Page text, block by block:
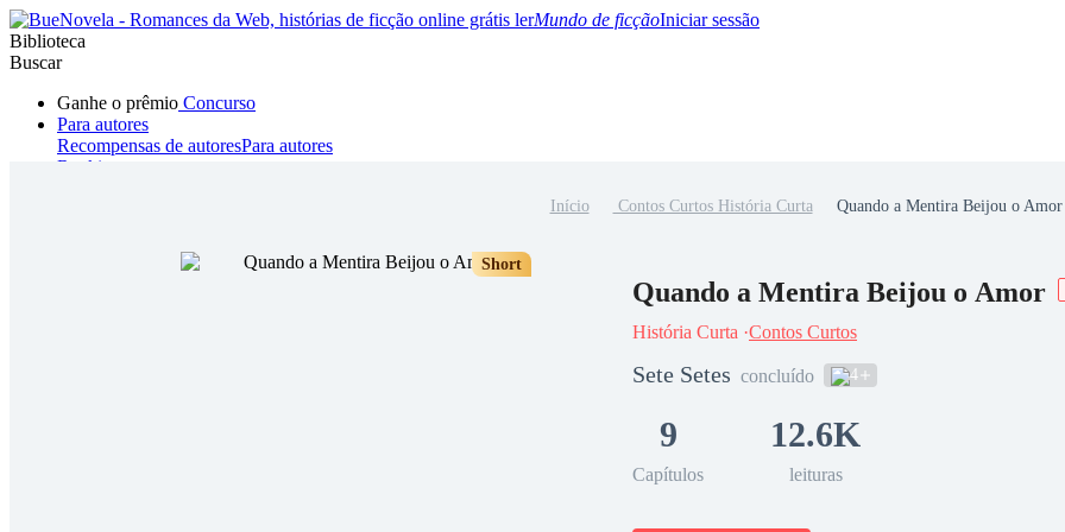
Mundo de ficçãoIniciar sessão
Biblioteca
Buscar
Ganhe o prêmio Concurso
Para autores
Recompensas de autoresPara autores
Ranking
Hombre lobo MafiaSistema Fantasía UrbanoLGBTQ+
Início Contos Curtos História Curta Quando a Mentira Beijou o Amor
Short
Quando a Mentira Beijou o Amor
História Curta ·Contos Curtos
Sete Setes concluído 4
9
Capítulos
12.6K
leituras